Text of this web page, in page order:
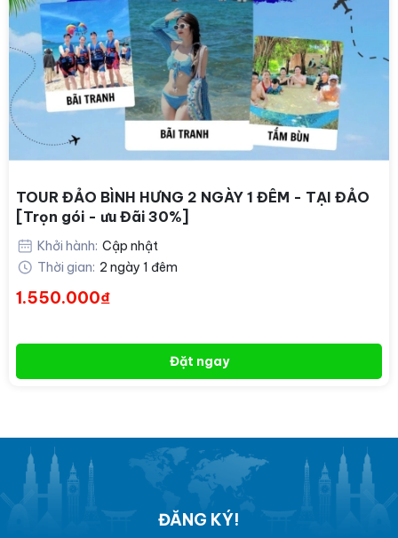
TOUR ĐẢO BÌNH HƯNG 2 NGÀY 1 ĐÊM - TẠI ĐẢO
[Trọn gói - ưu Đãi 30%]
Khởi hành: Cập nhật
Thời gian: 2 ngày 1 đêm
1.550.000₫
Đặt ngay
ĐĂNG KÝ!